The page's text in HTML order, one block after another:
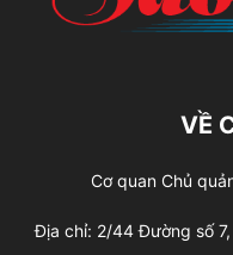
VỀ
Cơ quan Chủ
Địa chỉ: 2/44 Đường số